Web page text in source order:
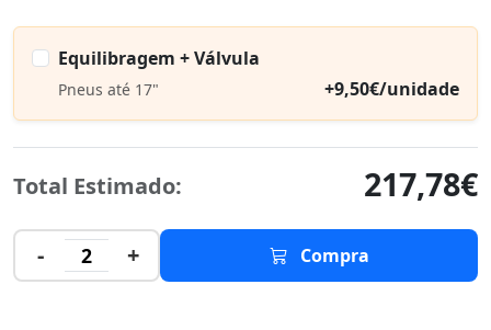
Equilibragem + Válvula
Pneus até 17" +9,50€/unidade
Total Estimado: 217,78€
- 2 + Compra